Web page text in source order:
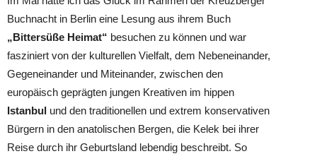
Buchnacht in Berlin eine Lesung aus ihrem Buch
„Bittersüße Heimat“ besuchen zu können und war
fasziniert von der kulturellen Vielfalt, dem Nebeneinander,
Gegeneinander und Miteinander, zwischen den
europäisch geprägten jungen Kreativen im hippen
Istanbul und den traditionellen und extrem konservativen
Bürgern in den anatolischen Bergen, die Kelek bei ihrer
Reise durch ihr Geburtsland lebendig beschreibt. So